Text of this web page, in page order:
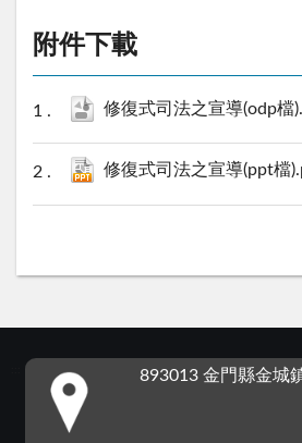
附件下載
修復式司法之宣導(odp檔
修復式司法之宣導(ppt檔
893013 金門縣金城